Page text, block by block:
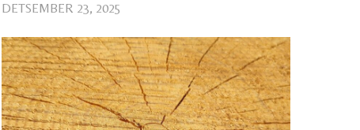
DETSEMBER 23, 2025